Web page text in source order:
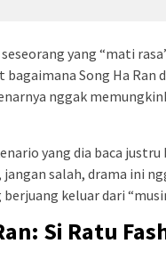
yang “mati
Song Ha Ran
nggak
yang dia baca
salah, drama ini
keluar dari
Si Ratu